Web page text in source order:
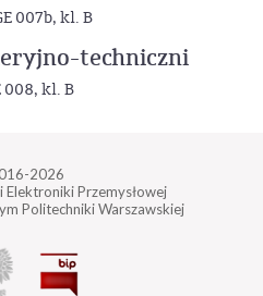
007b, kl. B
techniczni
008, kl. B
2026
Przemysłowej
Politechniki Warszawskiej